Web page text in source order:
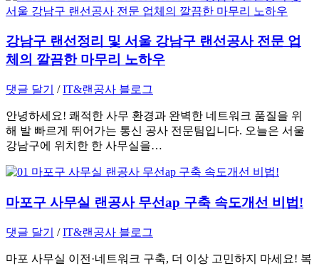
강남구 랜선정리 및 서울 강남구 랜선공사 전문 업
체의 깔끔한 마무리 노하우
댓글 달기 /IT&랜공사 블로그
안녕하세요! 쾌적한 사무 환경과 완벽한 네트워크 품질을 위
해 발 빠르게 뛰어가는 통신 공사 전문팀입니다. 오늘은 서울
강남구에 위치한 한 사무실을…
마포구 사무실 랜공사 무선ap 구축 속도개선 비법!
댓글 달기 /IT&랜공사 블로그
마포 사무실 이전·네트워크 구축, 더 이상 고민하지 마세요! 복